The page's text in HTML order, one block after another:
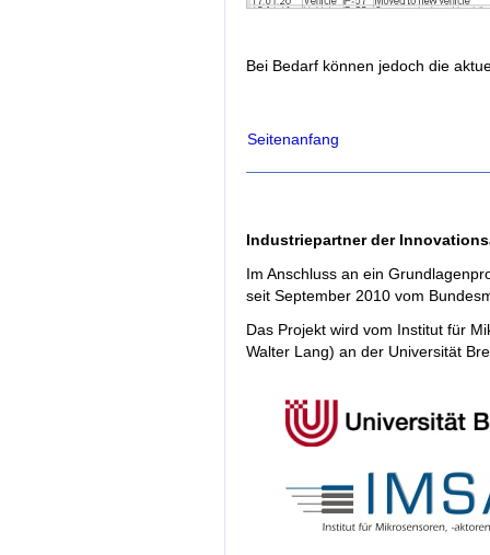
Bei Bedarf können jedoch die
Seitenanfang
Industriepartner der
Im Anschluss an ein
seit September 2010 vom
Das Projekt wird vom Institut für
Walter Lang) an der Universität